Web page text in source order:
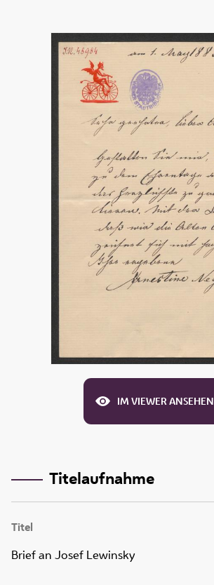
IM VIEWER ANSEHEN
Titelaufnahme
Titel
Brief an Josef Lewinsky